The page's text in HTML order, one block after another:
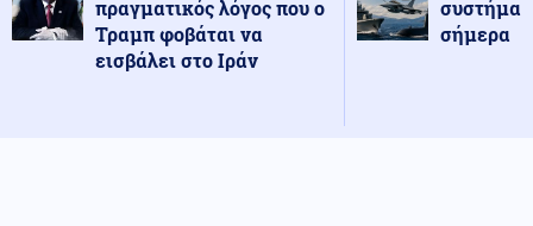
πραγματικός λόγος που ο
Τραμπ φοβάται να
εισβάλει στο Ιράν
σήμερα